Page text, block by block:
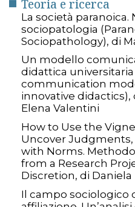
Teoria e ricerca
La società paranoica.
sociopatologia
Sociopathology), di
Un modello
didattica
communication
innovative didactics),
Elena Valentini
How to Use the
Uncover Judgments,
with Norms.
from a Research
Discretion, di Daniela
Il campo sociologico